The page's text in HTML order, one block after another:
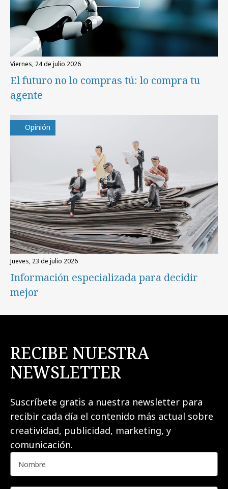
viernes, 24 de julio 2026
El futuro no lo compras tú: lo compra tu
agente
Opinión
jueves, 23 de julio 2026
Información especializada para decidir
mejor
RECIBE NUESTRA
NEWSLETTER
Suscríbete gratis a nuestra newsletter para
recibir cada día el contenido más actual sobre
creatividad, publicidad, marketing, y
comunicación.